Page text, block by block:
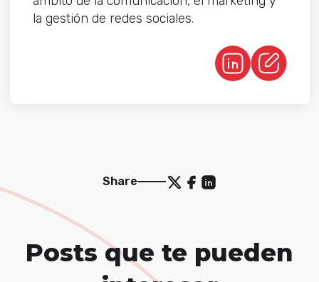
la gestión de redes sociales.
Share
Posts que te pueden